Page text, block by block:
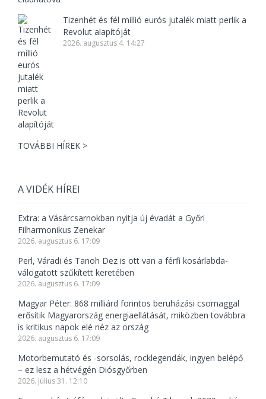
Tizenhét és fél millió eurós jutalék miatt perlik a
Revolut alapítóját
2026. augusztus 4. 14:27
TOVÁBBI HÍREK >
A VIDÉK HÍREI
Extra: a Vásárcsarnokban nyitja új évadát a Győri
Filharmonikus Zenekar
2026. augusztus 6. 17:09
Perl, Váradi és Tanoh Dez is ott van a férfi kosárlabda-
válogatott szűkített keretében
2026. augusztus 6. 17:09
Magyar Péter: 868 milliárd forintos beruházási csomaggal
erősítik Magyarország energiaellátását, miközben továbbra
is kritikus napok elé néz az ország
2026. augusztus 6. 17:09
Motorbemutató és -sorsolás, rocklegendák, ingyen belépő
– ez lesz a hétvégén Diósgyőrben
2026. július 31. 12:10